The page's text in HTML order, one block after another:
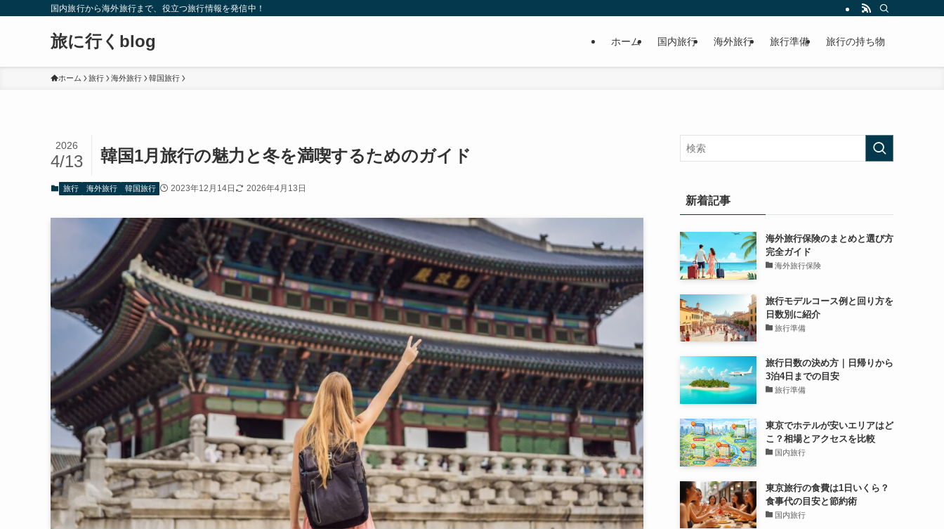
国内旅行から海外旅行まで、役立つ旅行情報を発信中！
旅に行くblog ホーム 国内旅行 海外旅行 旅行準備 旅行の持ち物
ホーム 旅行 海外旅行 韓国旅行
韓国1月旅行の魅力と冬を満喫するためのガイド
2026
4/13
旅行 海外旅行 韓国旅行 2023年12月14日 2026年4月13日
新着記事
海外旅行保険のまとめと選び方
完全ガイド
海外旅行保険
旅行モデルコース例と回り方を
日数別に紹介
旅行準備
旅行日数の決め方｜日帰りから
3泊4日までの目安
旅行準備
東京でホテルが安いエリアはど
こ？相場とアクセスを比較
国内旅行
東京旅行の食費は1日いくら？
食事代の目安と節約術
国内旅行